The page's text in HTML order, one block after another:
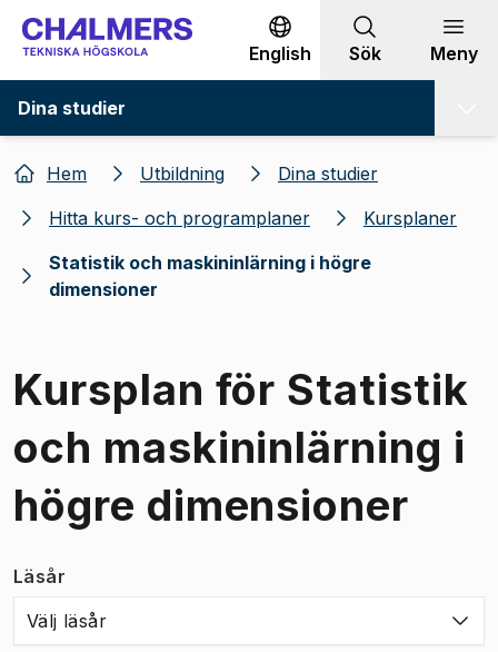
Gå till innehållet
English Sök Meny
Dina studier
Hem Utbildning
Dina studier
Hitta kurs- och programplaner
Kursplaner
Statistik och maskininlärning i högre
dimensioner
Kursplan för Statistik
och maskininlärning i
högre dimensioner
Läsår
Välj läsår